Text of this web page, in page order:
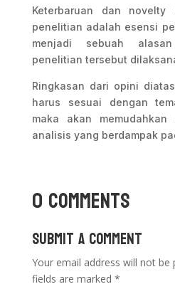
Keterbaruan dan novelty
penelitian adalah esensi
menjadi sebuah
penelitian tersebut
Ringkasan dari opini
harus sesuai dengan
maka akan memudahkan
analisis yang berdampak
0 Comments
Submit a Comment
Your email address will not be
fields are marked *